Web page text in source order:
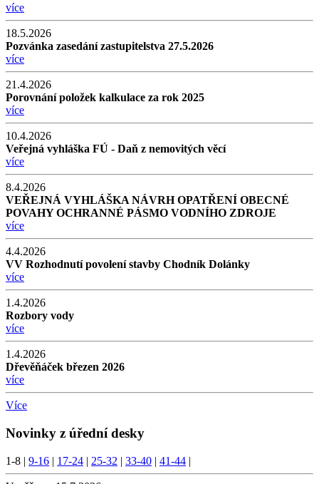
více
18.5.2026
Pozvánka zasedání zastupitelstva 27.5.2026
více
21.4.2026
Porovnání položek kalkulace za rok 2025
více
10.4.2026
Veřejná vyhláška FÚ - Daň z nemovitých věcí
více
8.4.2026
VEŘEJNÁ VYHLÁŠKA NÁVRH OPATŘENÍ OBECNÉ
POVAHY OCHRANNÉ PÁSMO VODNÍHO ZDROJE
více
4.4.2026
VV Rozhodnutí povolení stavby Chodník Dolánky
více
1.4.2026
Rozbory vody
více
1.4.2026
Dřevěňáček březen 2026
více
Více
Novinky z úřední desky
1-8 | 9-16 | 17-24 | 25-32 | 33-40 | 41-44 |